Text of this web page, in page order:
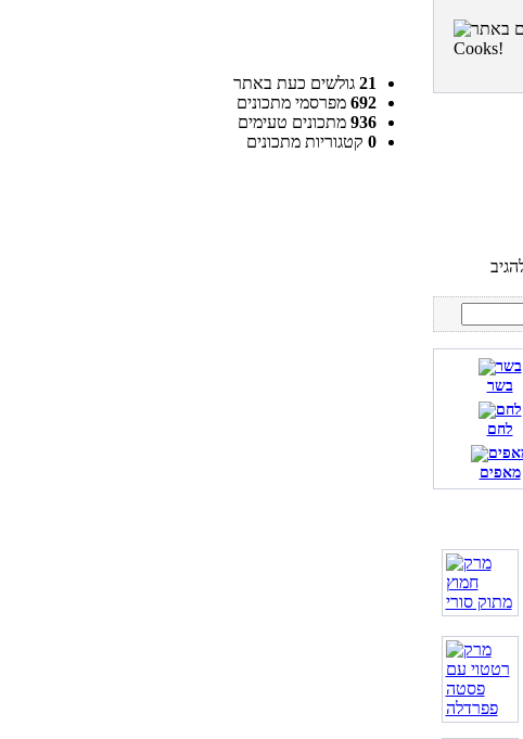
21 גולשים כעת באתר
692 מפרסמי מתכונים
936 מתכונים טעימים
0 קטגוריות מתכונים
בשר
לחם
מאפים